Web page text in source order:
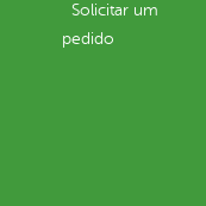
Solicitar um
pedido